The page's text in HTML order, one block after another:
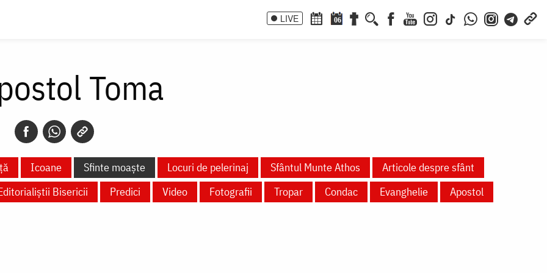
LIVE 06
Toma
Icoane Sfinte moaște Locuri de pelerinaj Sfântul Munte Athos
Articole despre sfânt
Bisericii Predici Video Fotografii Tropar Condac Evanghelie Apostol